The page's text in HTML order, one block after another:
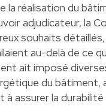
la réalisation du
adjudicateur, la
souhaits
au-delà de ce
ait imposé
du bâtiment,
assurer la durabilité